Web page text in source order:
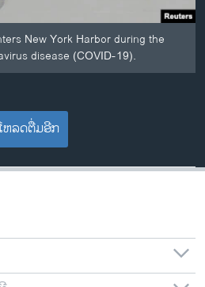
New York Harbor during the
disease (COVID-19).
ຫລດຕື່ມອີກ